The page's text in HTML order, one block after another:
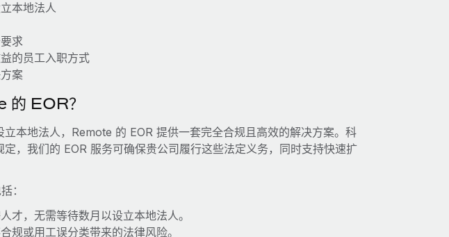
本地法人
求
的员工入职方式
案
的 EOR？
本地法人，Remote 的 EOR 提供一套完全合规且高效的解决方案。科
，我们的 EOR 服务可确保贵公司履行这些法定义务，同时支持快速扩
：
才，无需等待数月以设立本地法人。
规或用工误分类带来的法律风险。